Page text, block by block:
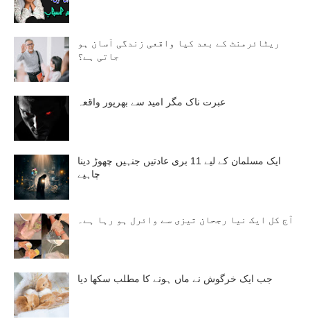
ریٹائرمنٹ کے بعد کیا واقعی زندگی آسان ہو
جاتی ہے؟
عبرت ناک مگر امید سے بھرپور واقعہ
ایک مسلمان کے لیے 11 بری عادتیں جنہیں چھوڑ دینا
چاہیے
آج کل ایک نیا رجحان تیزی سے وائرل ہو رہا ہے۔
جب ایک خرگوش نے ماں ہونے کا مطلب سکھا دیا